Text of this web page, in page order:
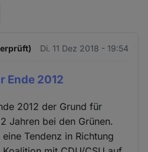
Di. 11 Dez 2018 - 19:54
Ende 2012
2012 der Grund für
Jahren bei den Grünen.
Tendenz in Richtung